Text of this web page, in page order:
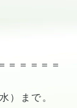
＝＝＝＝＝
）まで。